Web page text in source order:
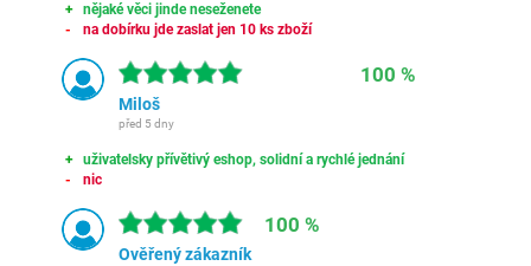
nějaké věci jinde neseženete
na dobírku jde zaslat jen 10 ks zboží
100 %
Miloš
před 5 dny
uživatelsky přívětivý eshop, solidní a rychlé jednání
nic
100 %
Ověřený zákazník